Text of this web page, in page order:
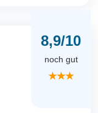
8,9/10
noch gut
★★★